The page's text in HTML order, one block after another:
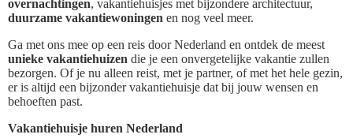
overnachtingen, vakantiehuisjes met bijzondere architectuur,
duurzame vakantiewoningen en nog veel meer.
Ga met ons mee op een reis door Nederland en ontdek de meest
unieke vakantiehuizen die je een onvergetelijke vakantie zullen
bezorgen. Of je nu alleen reist, met je partner, of met het hele gezin,
er is altijd een bijzonder vakantiehuisje dat bij jouw wensen en
behoeften past.
Vakantiehuisje huren Nederland